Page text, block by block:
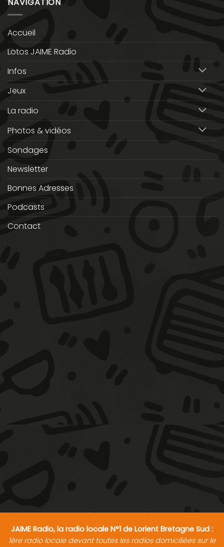
NAVIGATION
Accueil
Lotos JAIME Radio
Infos
Jeux
La radio
Photos & vidéos
Sondages
Newsletter
Bonnes Adresses
Podcasts
Contact
JAIME Radio, la radio locale N°1 de Lorient Bretagne Sud :
1ère radio locale devant toutes les radios domiciliées sur le